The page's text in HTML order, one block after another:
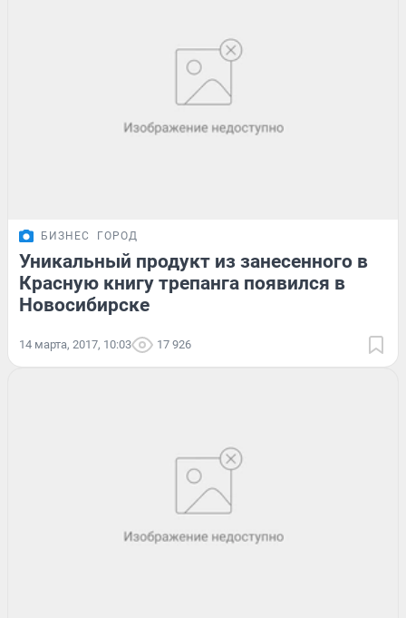
БИЗНЕС ГОРОД
Уникальный продукт из занесенного в
Красную книгу трепанга появился в
Новосибирске
14 марта, 2017, 10:03 17 926